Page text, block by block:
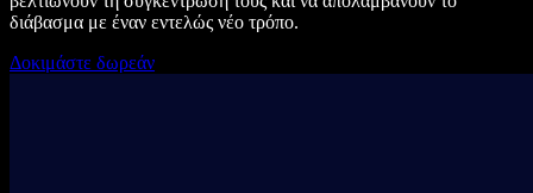
διάβασμα με έναν εντελώς νέο τρόπο.
Δοκιμάστε δωρεάν